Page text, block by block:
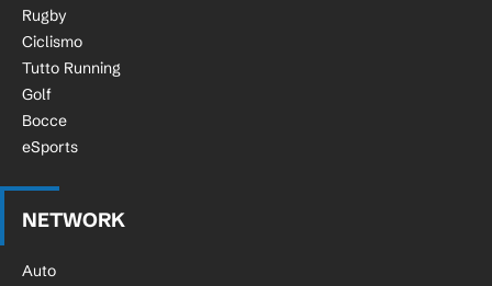
Rugby
Ciclismo
Tutto Running
Golf
Bocce
eSports
NETWORK
Auto